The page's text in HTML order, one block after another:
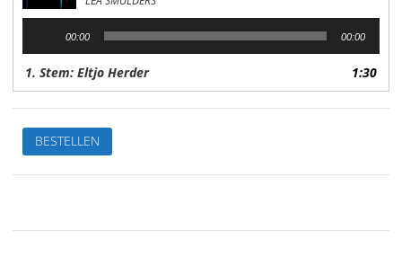
00:00 00:00
1. Stem: Eltjo Herder 1:30
De
leukste
kinderverhalen
Lea
BESTELLEN